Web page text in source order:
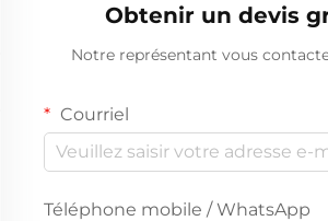
Obtenir un devis
Notre représentant vous
Courriel
Téléphone mobile / WhatsApp